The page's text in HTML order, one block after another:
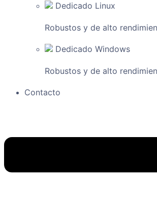
Dedicado Linux
Robustos y de alto
Dedicado Windows
Robustos y de alto
Contacto